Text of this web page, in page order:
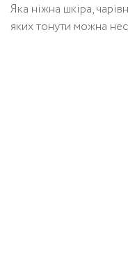
Яка ніжна шкіра,
яких тонути можна